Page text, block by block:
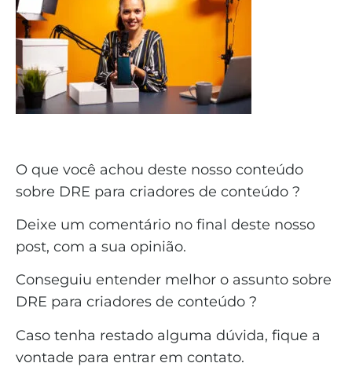
O que você achou deste nosso conteúdo
sobre DRE para criadores de conteúdo ?
Deixe um comentário no final deste nosso
post, com a sua opinião.
Conseguiu entender melhor o assunto sobre
DRE para criadores de conteúdo ?
Caso tenha restado alguma dúvida, fique a
vontade para entrar em contato.